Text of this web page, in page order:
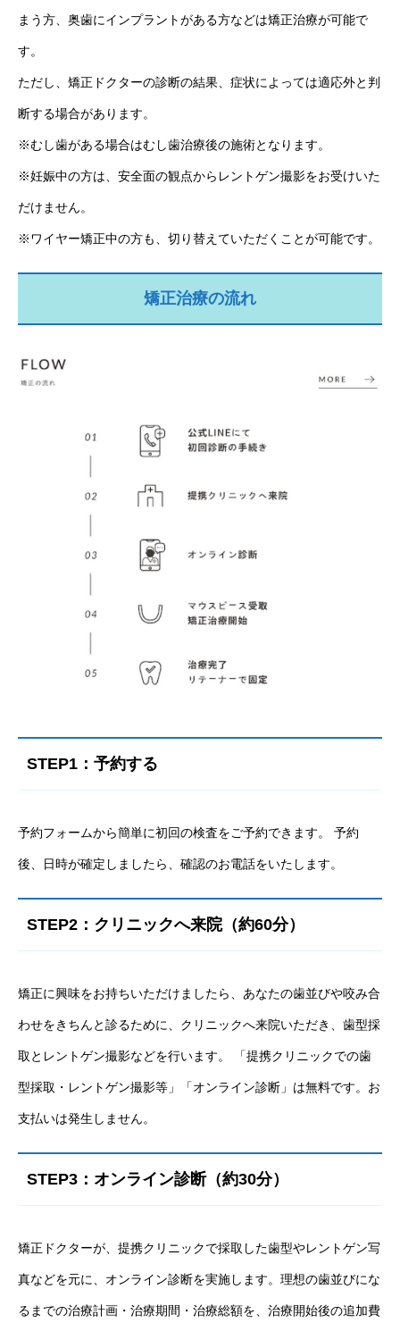
まう方、奥歯にインプラントがある方などは矯正治療が可能で
す。
ただし、矯正ドクターの診断の結果、症状によっては適応外と判
断する場合があります。
※むし歯がある場合はむし歯治療後の施術となります。
※妊娠中の方は、安全面の観点からレントゲン撮影をお受けいた
だけません。
※ワイヤー矯正中の方も、切り替えていただくことが可能です。
矯正治療の流れ
STEP1：予約する
予約フォームから簡単に初回の検査をご予約できます。 予約
後、日時が確定しましたら、確認のお電話をいたします。
STEP2：クリニックへ来院（約60分）
矯正に興味をお持ちいただけましたら、あなたの歯並びや咬み合
わせをきちんと診るために、クリニックへ来院いただき、歯型採
取とレントゲン撮影などを行います。 「提携クリニックでの歯
型採取・レントゲン撮影等」「オンライン診断」は無料です。お
支払いは発生しません。
STEP3：オンライン診断（約30分）
矯正ドクターが、提携クリニックで採取した歯型やレントゲン写
真などを元に、オンライン診断を実施します。理想の歯並びにな
るまでの治療計画・治療期間・治療総額を、治療開始後の追加費